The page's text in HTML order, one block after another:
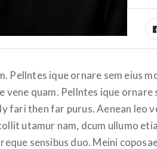
Pellntes ique ornare sem eius
vene quam. Pellntes ique
fari then far purus. Aenean leo
utamur nam, dcum ullumo
sensibus duo. Meini